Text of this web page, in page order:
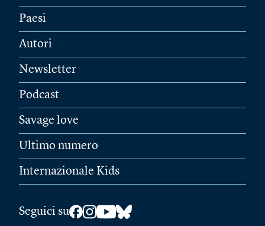
Paesi
Autori
Newsletter
Podcast
Savage love
Ultimo numero
Internazionale Kids
Seguici su